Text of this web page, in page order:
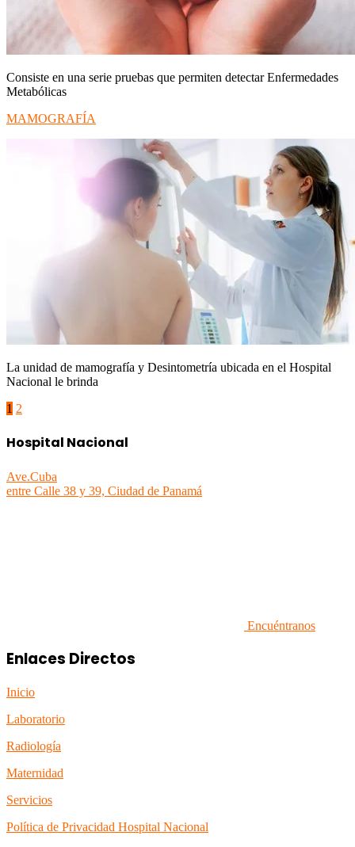
Consiste en una serie pruebas que permiten detectar Enfermedades
Metabólicas
MAMOGRAFÍA
La unidad de mamografía y Desintometría ubicada en el Hospital
Nacional le brinda
1 2
Hospital Nacional
Ave.Cuba
entre Calle 38 y 39, Ciudad de Panamá
Encuéntranos
Enlaces Directos
Inicio
Laboratorio
Radiología
Maternidad
Servicios
Política de Privacidad Hospital Nacional